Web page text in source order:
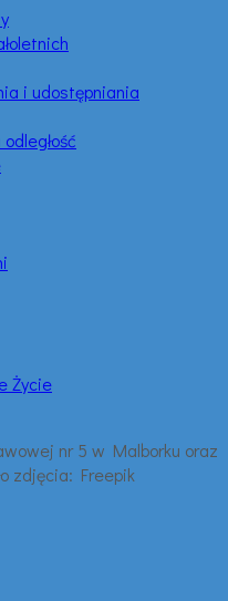
i udostępniania
Życie